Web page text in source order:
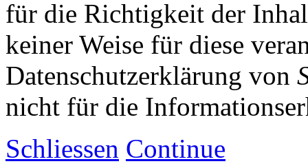
für die Richtigkeit der
keiner Weise für diese
Datenschutzerklärung von
nicht für die
Schliessen Continue